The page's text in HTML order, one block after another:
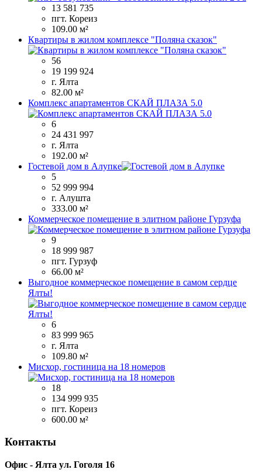
13 581 735
пгт. Кореиз
109.00 м²
Квартиры в жилом комплексе "Поляна сказок"
56
19 199 924
г. Ялта
82.00 м²
Комплекс апартаментов СКАЙ ПЛАЗА 5.0
6
24 431 997
г. Ялта
192.00 м²
Гостевой дом в Алупке
5
52 999 994
г. Алушта
333.00 м²
Коммерческое помещение в элитном районе Гурзуфа
9
18 999 987
пгт. Гурзуф
66.00 м²
Выгодное коммерческое помещение в самом сердце
Ялты!
6
83 999 965
г. Ялта
109.80 м²
Мисхор, гостиница на 18 номеров
18
134 999 935
пгт. Кореиз
600.00 м²
Контакты
Офис - Ялта ул. Гоголя 16